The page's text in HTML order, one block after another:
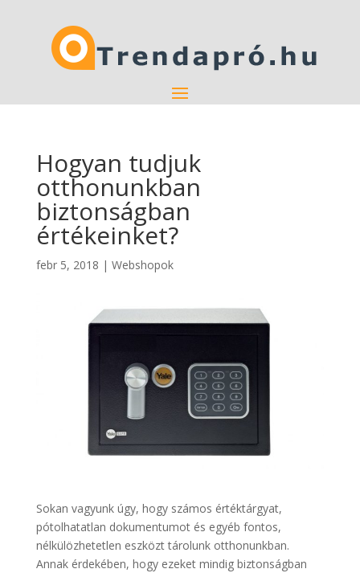
Hogyan tudjuk
otthonunkban
biztonságban
értékeinket?
febr 5, 2018 | Webshopok
Sokan vagyunk úgy, hogy számos értéktárgyat,
pótolhatatlan dokumentumot és egyéb fontos,
nélkülözhetetlen eszközt tárolunk otthonunkban.
Annak érdekében, hogy ezeket mindig biztonságban